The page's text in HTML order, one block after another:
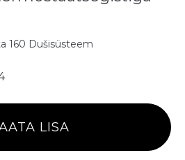
160 Dušisüsteem
LISA